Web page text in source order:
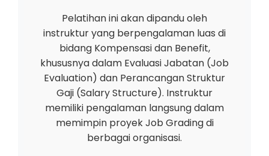
Pelatihan ini akan dipandu oleh
instruktur yang berpengalaman luas di
bidang Kompensasi dan Benefit,
khususnya dalam Evaluasi Jabatan (Job
Evaluation) dan Perancangan Struktur
Gaji (Salary Structure). Instruktur
memiliki pengalaman langsung dalam
memimpin proyek Job Grading di
berbagai organisasi.